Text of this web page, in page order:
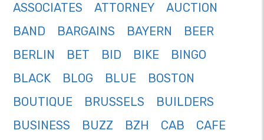
ASSOCIATES
ATTORNEY
AUCTION
BAND
BARGAINS BAYERN
BEER
BERLIN
BET BID BIKE
BINGO
BLACK
BLOG BLUE
BOSTON
BOUTIQUE
BRUSSELS
BUILDERS
BUSINESS
BUZZ BZH CAB
CAFE